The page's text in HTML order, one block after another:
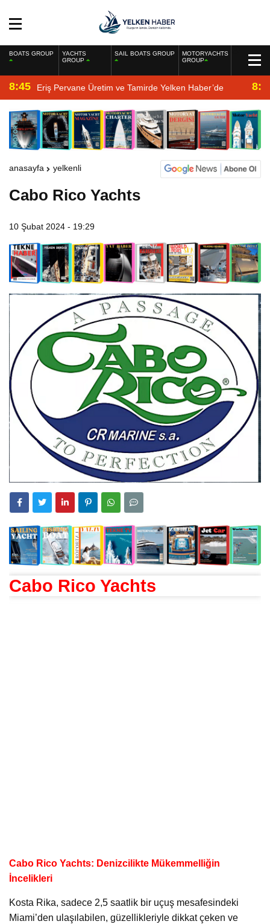
BOATS GROUP
YACHTS
GROUP
SAIL BOATS GROUP
MOTORYACHTS
GROUP
8:45 Eriş Pervane Üretim ve Tamirde Yelken Haber’de
anasayfa yelkenli
Cabo Rico Yachts
10 Şubat 2024 - 19:29
Cabo Rico Yachts
Cabo Rico Yachts: Denizcilikte Mükemmelliğin
İncelikleri
Kosta Rika, sadece 2,5 saatlik bir uçuş mesafesindeki
Miami’den ulaşılabilen, güzellikleriyle dikkat çeken ve